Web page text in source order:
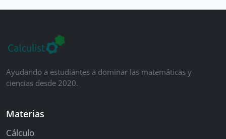
Ayudando a estudiantes a dominar las matemáticas y
ciencias desde 2020.
Materias
Cálculo